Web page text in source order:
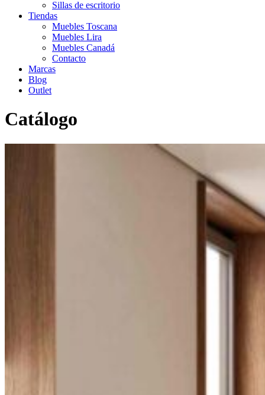
Sillas de escritorio
Tiendas
Muebles Toscana
Muebles Lira
Muebles Canadá
Contacto
Marcas
Blog
Outlet
Catálogo
Camas nido